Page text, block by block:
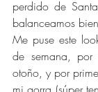
perdido de
balanceamos
Me puse este
de semana,
otoño, y por